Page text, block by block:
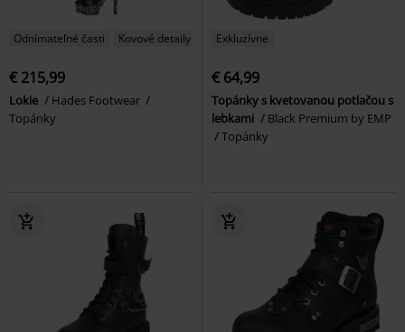
Odnímateľné časti Kovové detaily
€ 215,99
Lokie
Hades Footwear
Topánky
Exkluzívne
€ 64,99
Topánky s kvetovanou potlačou s
lebkami
Black Premium by EMP
Topánky